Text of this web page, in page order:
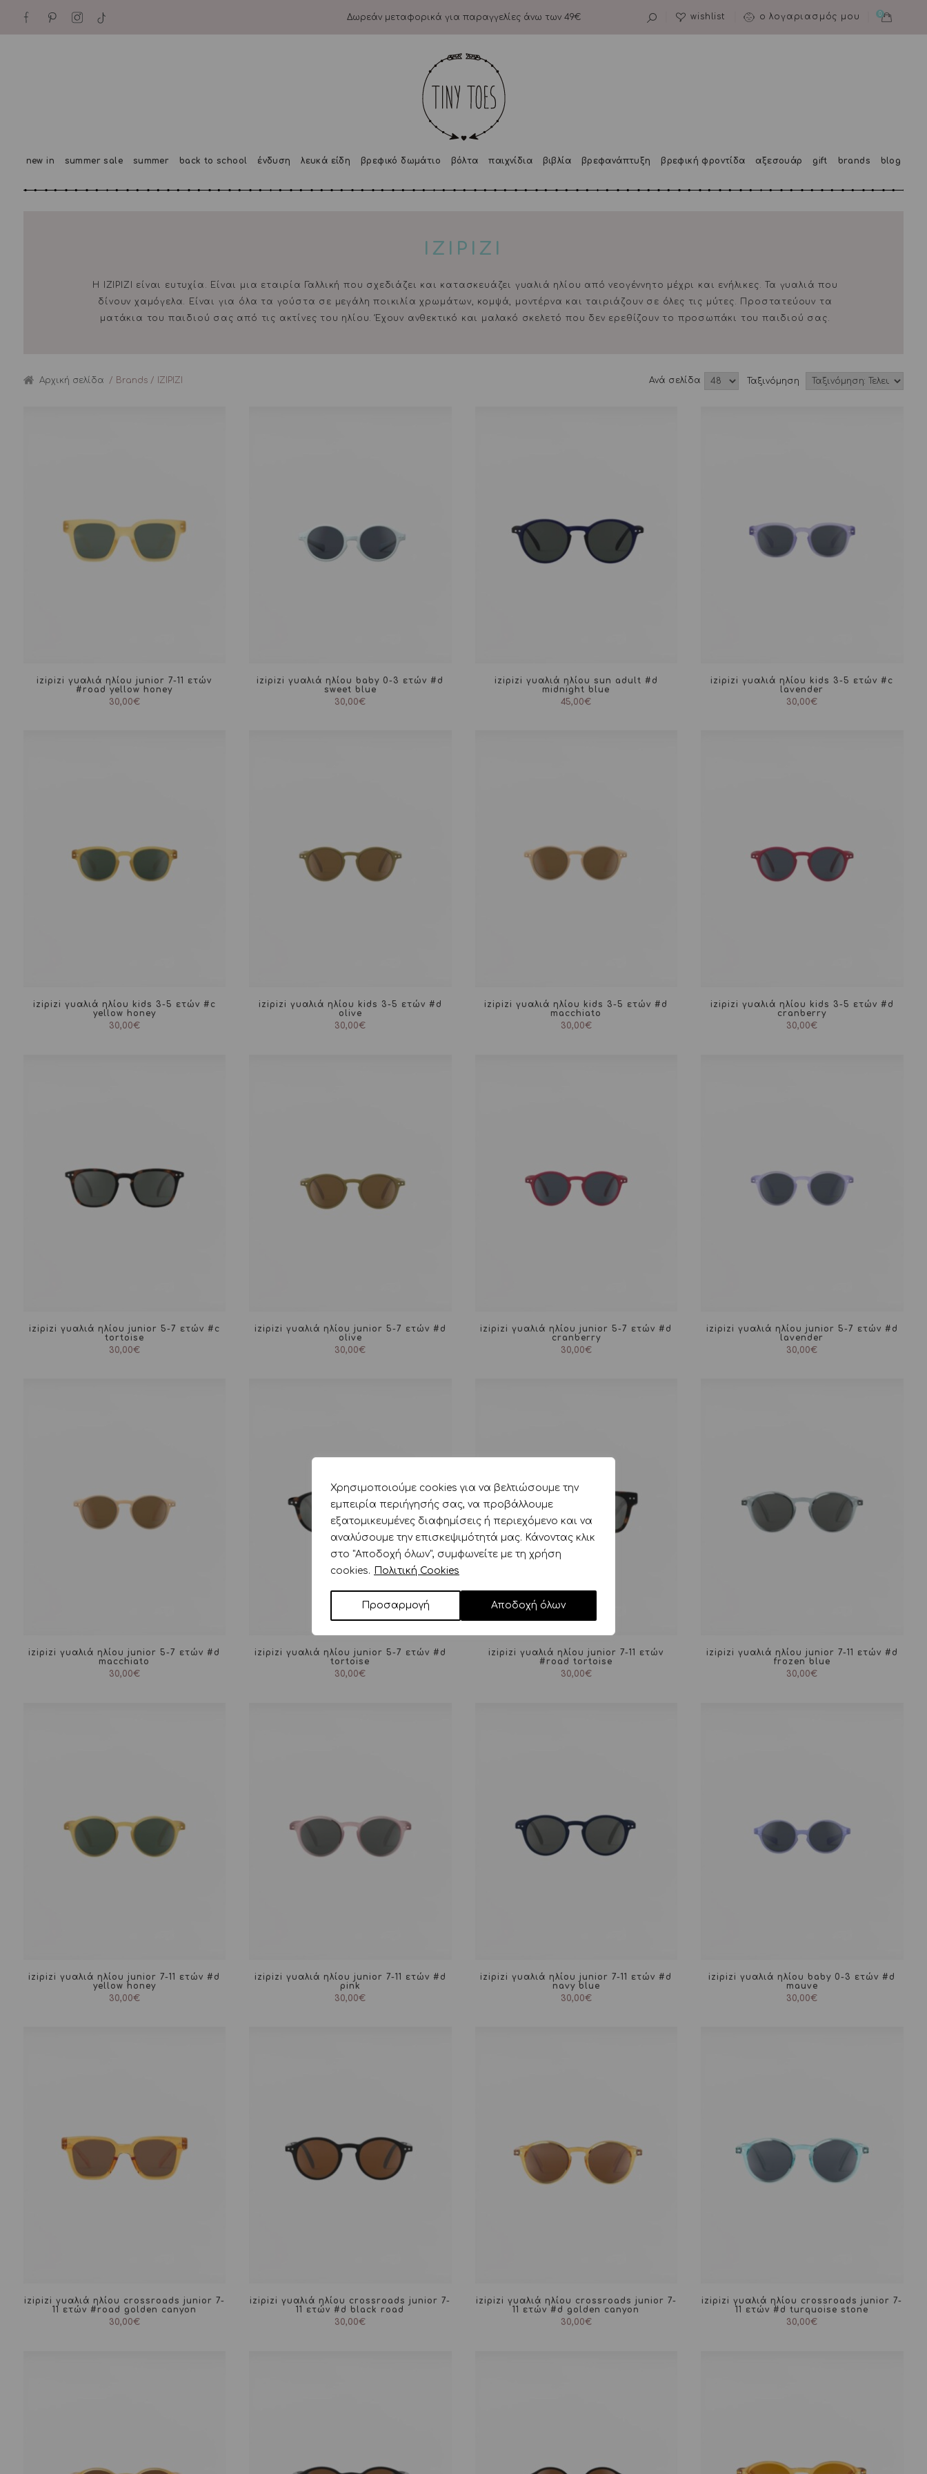
Χρησιμοποιούμε cookies για να βελτιώσουμε την
εμπειρία περιήγησής σας, να προβάλλουμε
εξατομικευμένες διαφημίσεις ή περιεχόμενο και να
αναλύσουμε την επισκεψιμότητά μας. Κάνοντας κλικ
στο "Αποδοχή όλων", συμφωνείτε με τη χρήση
cookies. Πολιτική Cookies
Προσαρμογή Αποδοχή όλων
Δωρεάν μεταφορικά για παραγγελίες άνω των 49€ 0
wishlist ο λογαριασμός μου
new in summer sale summer back to school ένδυση λευκά είδη βρεφικό δωμάτιο βόλτα παιχνίδια βιβλία βρεφανάπτυξη βρεφική φροντίδα αξεσουάρ gift brands blog
IZIPIZI
Η IZIPIZI είναι ευτυχία. Είναι μια εταιρία Γαλλική που σχεδιάζει και κατασκευάζει γυαλιά ηλίου από νεογέννητο μέχρι και ενήλικες. Τα γυαλιά που
δίνουν χαμόγελα. Είναι για όλα τα γούστα σε μεγάλη ποικιλία χρωμάτων, κομψά, μοντέρνα και ταιριάζουν σε όλες τις μύτες. Προστατεύουν τα
ματάκια του παιδιού σας από τις ακτίνες του ηλίου. Έχουν ανθεκτικό και μαλακό σκελετό που δεν ερεθίζουν το προσωπάκι του παιδιού σας.
Αρχική σελίδα / Brands / IZIPIZI Ταξινόμηση
Aνά σελίδα
izipizi γυαλιά ηλίου junior 7-11 ετών
#road yellow honey
30,00€
izipizi γυαλιά ηλίου baby 0-3 ετών #d
sweet blue
30,00€
izipizi γυαλιά ηλίου sun adult #d
midnight blue
45,00€
izipizi γυαλιά ηλίου kids 3-5 ετών #c
lavender
30,00€
izipizi γυαλιά ηλίου kids 3-5 ετών #c
yellow honey
30,00€
izipizi γυαλιά ηλίου kids 3-5 ετών #d
olive
30,00€
izipizi γυαλιά ηλίου kids 3-5 ετών #d
macchiato
30,00€
izipizi γυαλιά ηλίου kids 3-5 ετών #d
cranberry
30,00€
izipizi γυαλιά ηλίου junior 5-7 ετών #c
tortoise
30,00€
izipizi γυαλιά ηλίου junior 5-7 ετών #d
olive
30,00€
izipizi γυαλιά ηλίου junior 5-7 ετών #d
cranberry
30,00€
izipizi γυαλιά ηλίου junior 5-7 ετών #d
lavender
30,00€
izipizi γυαλιά ηλίου junior 5-7 ετών #d
macchiato
30,00€
izipizi γυαλιά ηλίου junior 5-7 ετών #d
tortoise
30,00€
izipizi γυαλιά ηλίου junior 7-11 ετών
#road tortoise
30,00€
izipizi γυαλιά ηλίου junior 7-11 ετών #d
frozen blue
30,00€
izipizi γυαλιά ηλίου junior 7-11 ετών #d
yellow honey
30,00€
izipizi γυαλιά ηλίου junior 7-11 ετών #d
pink
30,00€
izipizi γυαλιά ηλίου junior 7-11 ετών #d
navy blue
30,00€
izipizi γυαλιά ηλίου baby 0-3 ετών #d
mauve
30,00€
izipizi γυαλιά ηλίου crossroads junior 7-
11 ετών #road golden canyon
30,00€
izipizi γυαλιά ηλίου crossroads junior 7-
11 ετών #d black road
30,00€
izipizi γυαλιά ηλίου crossroads junior 7-
11 ετών #d golden canyon
30,00€
izipizi γυαλιά ηλίου crossroads junior 7-
11 ετών #d turquoise stone
30,00€